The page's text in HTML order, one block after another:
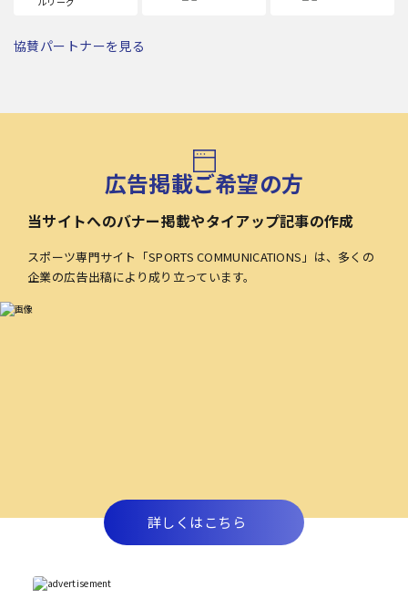
協賛パートナーを見る
広告掲載ご希望の方
当サイトへのバナー掲載やタイアップ記事の作成
スポーツ専門サイト「SPORTS COMMUNICATIONS」は、多くの
企業の広告出稿により成り立っています。
詳しくはこちら